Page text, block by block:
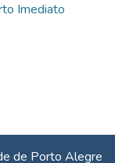
Imediato
de Porto Alegre